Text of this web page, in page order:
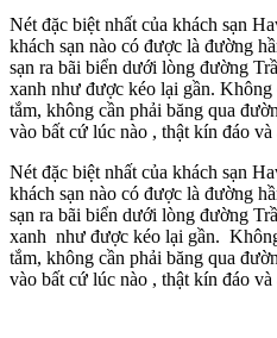
Nét đặc biệt nhất của khách sạn
khách sạn nào có được là đường
sạn ra bãi biển dưới lòng đường
xanh như được kéo lại gần.
tắm, không cần phải băng qua
vào bất cứ lúc nào , thật kín đáo
Nét đặc biệt nhất của khách sạn
khách sạn nào có được là đường
sạn ra bãi biển dưới lòng đường
xanh như được kéo lại gần.
tắm, không cần phải băng qua
vào bất cứ lúc nào , thật kín đáo